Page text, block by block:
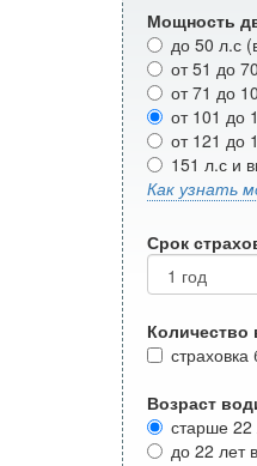
Мощность
до 50 л.с
от 51 до
от 71 до
от 101 до
от 121 до
151 л.с и
Как узнать
Срок
Количество
страховка
Возраст
старше 22
до 22 лет